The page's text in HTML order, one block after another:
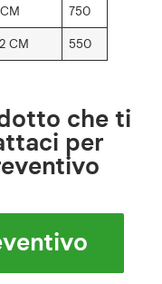
750
CM 550
che ti
per